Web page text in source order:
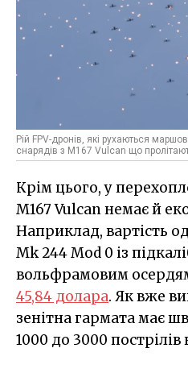
Рій FPV-дронів, які рухаються
снарядів з M167 Vulcan що
Крім цього, у
M167 Vulcan немає й
Наприклад, вартість
Mk 244 Mod 0 із
вольфрамовим
45,84 долара. Як вже
зенітна гармата має
1000 до 3000